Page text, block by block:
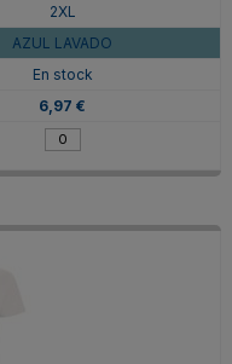
2XL
AZUL LAVADO
En stock
6,97 €